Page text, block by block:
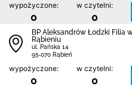
wypożyczone:
0
w czytelni:
0
BP Aleksandrów Łodzki Filia
Rąbieniu
ul. Pańska 14
95-070 Rąbień
wypożyczone:
0
w czytelni:
0